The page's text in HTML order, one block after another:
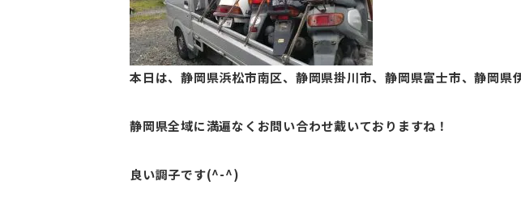
本日は、静岡県浜松市南区、静岡県掛川市、静岡県富士市、静岡
静岡県全域に満遍なくお問い合わせ戴いておりますね！
良い調子です(^-^)